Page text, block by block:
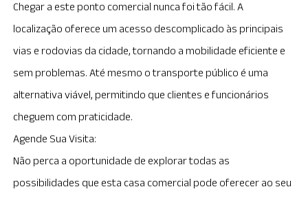
Chegar a este ponto comercial nunca foi tão fácil. A
localização oferece um acesso descomplicado às principais
vias e rodovias da cidade, tornando a mobilidade eficiente e
sem problemas. Até mesmo o transporte público é uma
alternativa viável, permitindo que clientes e funcionários
cheguem com praticidade.
Agende Sua Visita:
Não perca a oportunidade de explorar todas as
possibilidades que esta casa comercial pode oferecer ao seu